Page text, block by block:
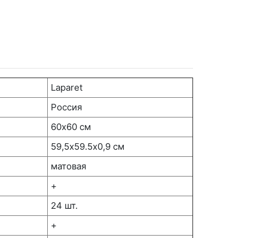
Laparet
Россия
60х60 см
59,5х59.5x0,9 см
матовая
+
24 шт.
+